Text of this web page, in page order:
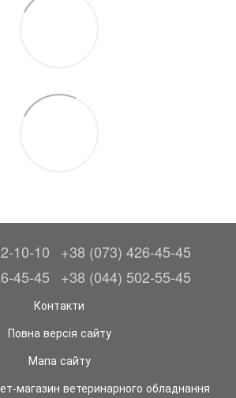
10-10
+38 (073) 426-45-45
45-45
+38 (044) 502-55-45
Контакти
Повна версія сайту
Мапа сайту
магазин ветеринарного обладнання